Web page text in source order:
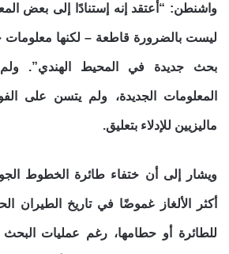
واشنطن: “أعتقد إنه إستنادًا إلى بعض
ليست بالضرورة قاطعة – لكنها معلومات
بحث جديدة في المحيط الهندي”.
المعلومات الجديدة، ولم يتسن على
ماليزيين للإدلاء بتعليق.
ويشار إلى أن ختفاء طائرة الخطوط
أكثر الألغاز غموضًا في تاريخ الطيران
للطائرة أو حطامها، رغم عمليات